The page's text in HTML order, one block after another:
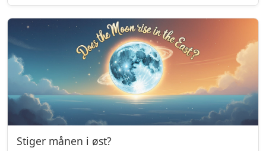
Stiger månen i øst?